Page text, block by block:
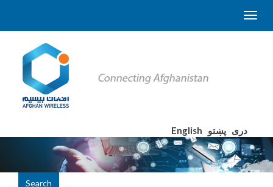
English دری پښتو
Search